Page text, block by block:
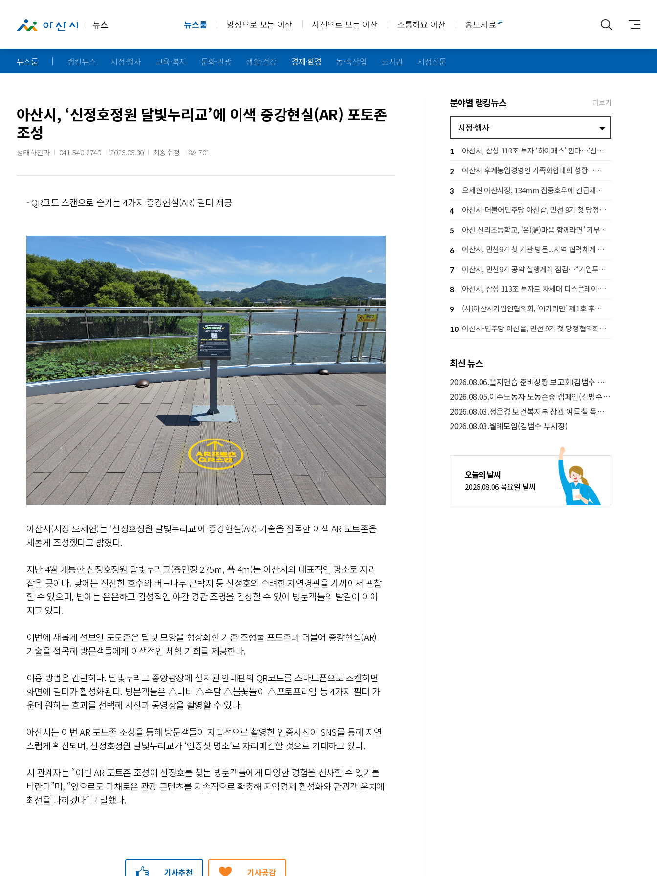
뉴스 뉴스룸 영상으로 보는 아산 사진으로 보는 아산 소통해요 아산 홍보자료
뉴스룸 랭킹뉴스 시정·행사 교육·복지 문화·관광 생활·건강 경제·환경 농·축산업 도서관 시정신문
아산시, ‘신정호정원 달빛누리교’에 이색 증강현실(AR) 포토존
조성
생태하천과 041-540-2749 2026.06.30 최종수정 701
- QR코드 스캔으로 즐기는 4가지 증강현실(AR) 필터 제공
아산시(시장 오세현)는 ‘신정호정원 달빛누리교’에 증강현실(AR) 기술을 접목한 이색 AR 포토존을
새롭게 조성했다고 밝혔다.
지난 4월 개통한 신정호정원 달빛누리교(총연장 275m, 폭 4m)는 아산시의 대표적인 명소로 자리
잡은 곳이다. 낮에는 잔잔한 호수와 버드나무 군락지 등 신정호의 수려한 자연경관을 가까이서 관찰
할 수 있으며, 밤에는 은은하고 감성적인 야간 경관 조명을 감상할 수 있어 방문객들의 발길이 이어
지고 있다.
이번에 새롭게 선보인 포토존은 달빛 모양을 형상화한 기존 조형물 포토존과 더불어 증강현실(AR)
기술을 접목해 방문객들에게 이색적인 체험 기회를 제공한다.
이용 방법은 간단하다. 달빛누리교 중앙광장에 설치된 안내판의 QR코드를 스마트폰으로 스캔하면
화면에 필터가 활성화된다. 방문객들은 △나비 △수달 △불꽃놀이 △포토프레임 등 4가지 필터 가
운데 원하는 효과를 선택해 사진과 동영상을 촬영할 수 있다.
아산시는 이번 AR 포토존 조성을 통해 방문객들이 자발적으로 촬영한 인증사진이 SNS를 통해 자연
스럽게 확산되며, 신정호정원 달빛누리교가 ‘인증샷 명소’로 자리매김할 것으로 기대하고 있다.
시 관계자는 “이번 AR 포토존 조성이 신정호를 찾는 방문객들에게 다양한 경험을 선사할 수 있기를
바란다”며, “앞으로도 다채로운 관광 콘텐츠를 지속적으로 확충해 지역경제 활성화와 관광객 유치에
최선을 다하겠다”고 말했다.
기사추천 기사공감
분야별 랭킹뉴스 더보기
시정·행사
1 아산시, 삼성 113조 투자 ‘하이패스’ 깐다…‘신속 지원·전략 대응 추진단’ 가동
2 아산시 후계농업경영인 가족화합대회 성황…세대 잇는 농업 공동체 구축
3 오세현 아산시장, 134mm 집중호우에 긴급재난대책회의 소집
4 아산시-더불어민주당 아산갑, 민선 9기 첫 당정협의회…지역 발전 협력 다짐
5 아산 신리초등학교, ‘온(溫)마음 함께라면’ 기부행사로 라면 1,442개 후원
6 아산시, 민선9기 첫 기관 방문...지역 협력체계 강화 나서
7 아산시, 민선9기 공약 실행계획 점검…“기업투자·시민체감 성과 함께 높인다”
8 아산시, 삼성 113조 투자로 차세대 디스플레이·고대역폭 메모리(HBM) 후공정 핵심도시 도약
9 (사)아산시기업인협의회, ‘여기라면’ 제1호 후원으로 따뜻한 나눔 실천
10 아산시-민주당 아산을, 민선 9기 첫 당정협의회…‘50만 자족도시’ 실현 맞손
최신 뉴스
2026.08.06.을지연습 준비상황 보고회(김범수 부시장)
2026.08.05.이주노동자 노동존중 캠페인(김범수 부시장)
2026.08.03.정은경 보건복지부 장관 여름철 폭염 취약계층 보호대책(드론 예찰) 현장방문(김범수 부시장)
2026.08.03.월례모임(김범수 부시장)
오늘의 날씨
2026.08.06 목요일 날씨